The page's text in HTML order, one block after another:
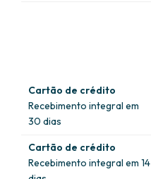
Cartão de crédito
Recebimento integral em
30 dias
Cartão de crédito
Recebimento integral em 14